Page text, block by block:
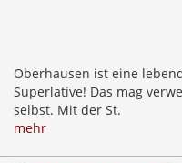
Oberhausen ist eine
Superlative! Das mag
selbst. Mit der St.
mehr